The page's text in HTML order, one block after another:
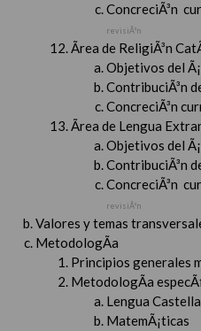
ConcreciÃ³n
revisiÃ³n
Ãrea de ReligiÃ³n
Objetivos del
ContribuciÃ³n
ConcreciÃ³n
Ãrea de Lengua
Objetivos del
ContribuciÃ³n
ConcreciÃ³n
revisiÃ³n
Valores y temas
MetodologÃ­a
Principios generales
MetodologÃ­a
Lengua
MatemÃ¡ticas